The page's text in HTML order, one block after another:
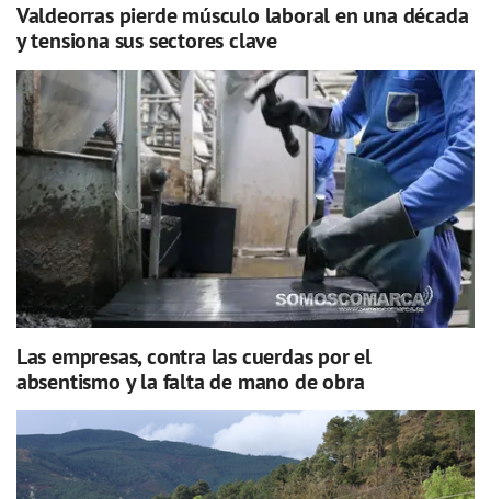
Valdeorras pierde músculo laboral en una década
y tensiona sus sectores clave
Las empresas, contra las cuerdas por el
absentismo y la falta de mano de obra